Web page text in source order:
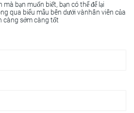
bạn muốn biết, bạn có thể để lại
qua biểu mẫu bên dưới vànhân viên của
càng sớm càng tốt